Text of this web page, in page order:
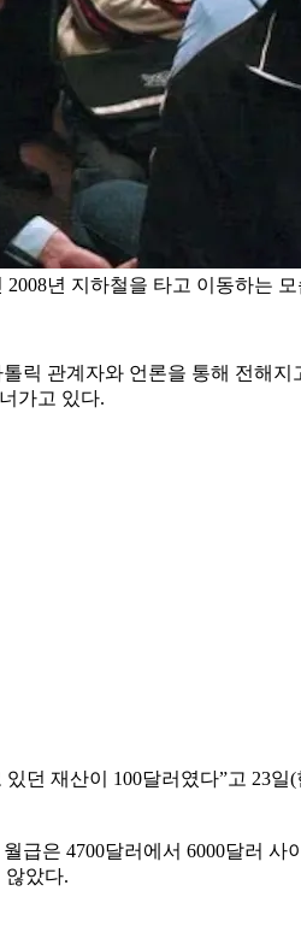
년 지하철을 타고 이동하는
관계자와 언론을 통해 전해
가고 있다.
재산이 100달러였다”고 23
은 4700달러에서 6000달러 사
않았다.